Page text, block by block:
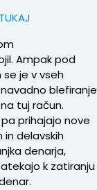
TUKAJ
Ampak pod
je v vseh
blefiranje
tuj račun.
prihajajo nove
delavskih
denarja,
k zatiranju